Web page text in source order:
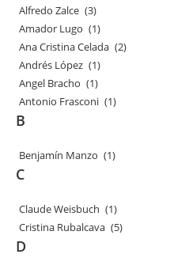
Alfredo Zalce (3)
Amador Lugo (1)
Ana Cristina Celada (2)
Andrés López (1)
Angel Bracho (1)
Antonio Frasconi (1)
B
Benjamín Manzo (1)
C
Claude Weisbuch (1)
Cristina Rubalcava (5)
D